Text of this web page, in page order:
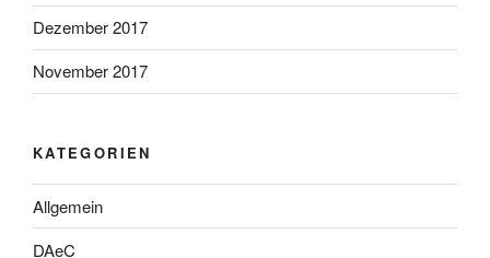
Dezember 2017
November 2017
KATEGORIEN
Allgemein
DAeC